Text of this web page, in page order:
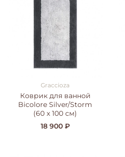
Graccioza
Коврик для ванной
Bicolore Silver/Storm
(60 x 100 см)
18 900 ₽